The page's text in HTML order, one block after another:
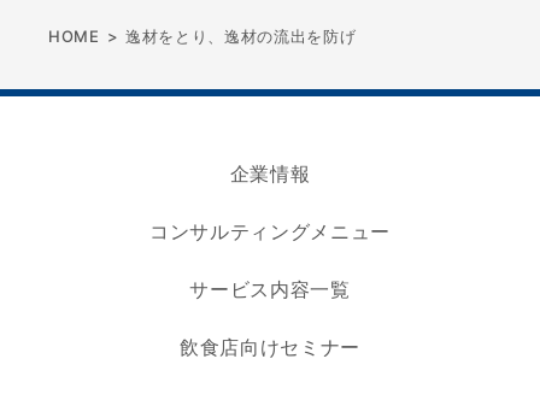
HOME > 逸材をとり、逸材の流出を防げ
企業情報
コンサルティングメニュー
サービス内容一覧
飲食店向けセミナー